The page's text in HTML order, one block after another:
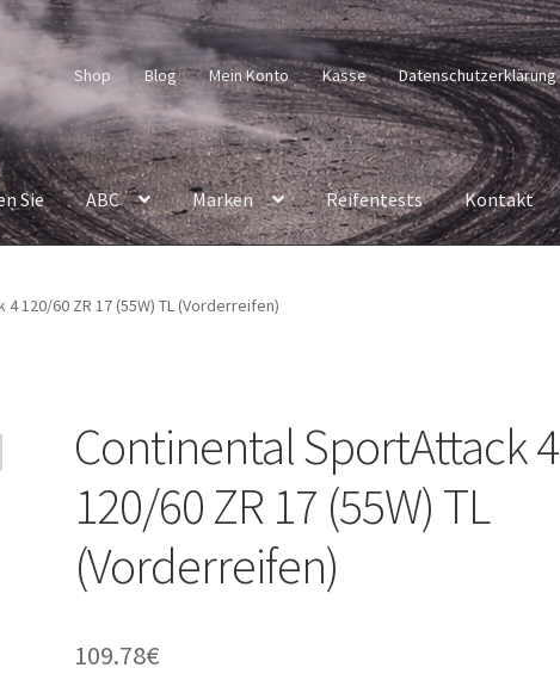
Shop Blog Mein Konto Kasse Datenschutzerklärung
Sie ABC Marken Reifentests Kontakt
120/60 ZR 17 (55W) TL (Vorderreifen)
Continental SportAttack 4
120/60 ZR 17 (55W) TL
(Vorderreifen)
109.78€